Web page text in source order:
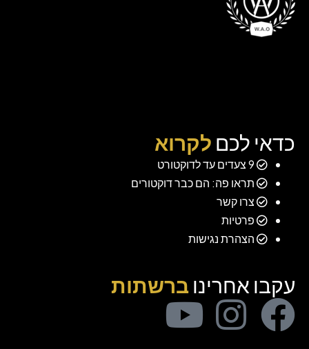
כדאי לכם לקרוא
9 צעדים עד לדוקטורט
תראו פה: הם כבר דוקטורים
צרו קשר
פרטיות
הצהרת נגישות
עקבו אחרינוברשתות